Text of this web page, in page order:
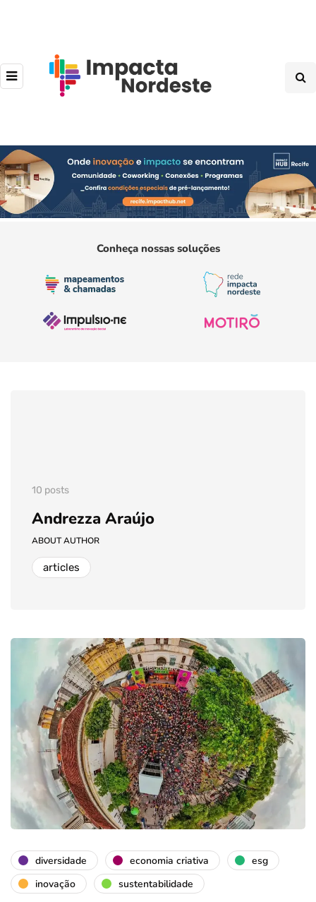
Conheça nossas soluções
10 posts
Andrezza Araújo
ABOUT AUTHOR
articles
diversidade economia criativa
esg
inovação
sustentabilidade